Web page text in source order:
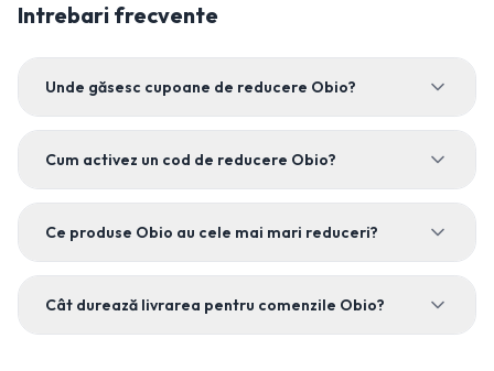
Intrebari frecvente
Unde găsesc cupoane de reducere Obio?
Cum activez un cod de reducere Obio?
Ce produse Obio au cele mai mari reduceri?
Cât durează livrarea pentru comenzile Obio?